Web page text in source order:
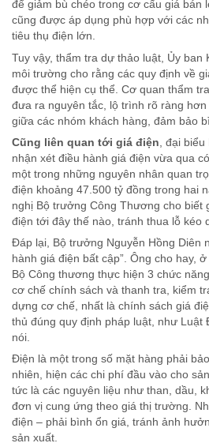
để giảm bù chéo trong cơ cấu giá bán
cũng được áp dụng phù hợp với các
tiêu thụ điện lớn.
Tuy vậy, thẩm tra dự thảo luật, Ủy ban
môi trường cho rằng các quy định về
được thể hiện cụ thể. Cơ quan thẩm
đưa ra nguyên tắc, lộ trình rõ ràng
giữa các nhóm khách hàng, đảm bảo
Cũng liên quan tới giá điện , đại
nhận xét điều hành giá điện vừa qua
một trong những nguyên nhân quan
điện khoảng 47.500 tỷ đồng trong hai
nghị Bộ trưởng Công Thương cho biết
điện tới đây thế nào, tránh thua lỗ kéo
Đáp lại, Bộ trưởng Nguyễn Hồng Diên
hành giá điện bất cập”. Ông cho hay,
Bộ Công thương thực hiện 3 chức
cơ chế chính sách và thanh tra, kiểm
dựng cơ chế, nhất là chính sách giá
thủ đúng quy định pháp luật, như Luật
nói.
Điện là một trong số mặt hàng phải
nhiên, hiện các chi phí đầu vào cho
tức là các nguyên liệu như than, dầu,
đơn vị cung ứng theo giá thị trường.
điện – phải bình ổn giá, tránh ảnh
sản xuất.